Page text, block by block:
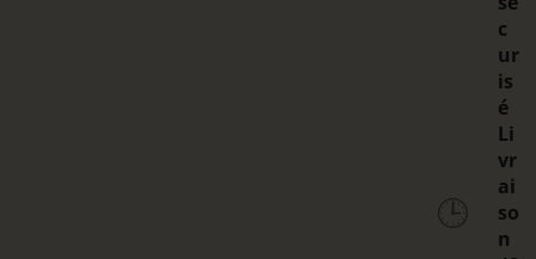
c
ur
is
é
🕒
Li
vr
ai
so
n